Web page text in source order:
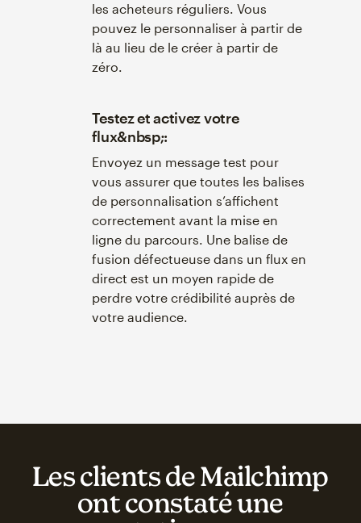
les acheteurs réguliers. Vous
pouvez le personnaliser à partir de
là au lieu de le créer à partir de
zéro.
Testez et activez votre
flux&nbsp;:
Envoyez un message test pour
vous assurer que toutes les balises
de personnalisation s’affichent
correctement avant la mise en
ligne du parcours. Une balise de
fusion défectueuse dans un flux en
direct est un moyen rapide de
perdre votre crédibilité auprès de
votre audience.
Les clients de Mailchimp
ont constaté une